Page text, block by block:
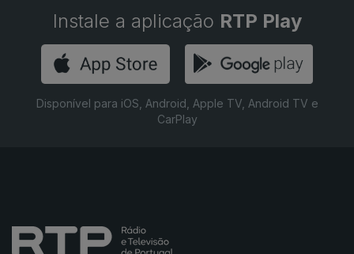
Instale a aplicação RTP Play
Disponível para iOS, Android, Apple TV, Android TV e
CarPlay